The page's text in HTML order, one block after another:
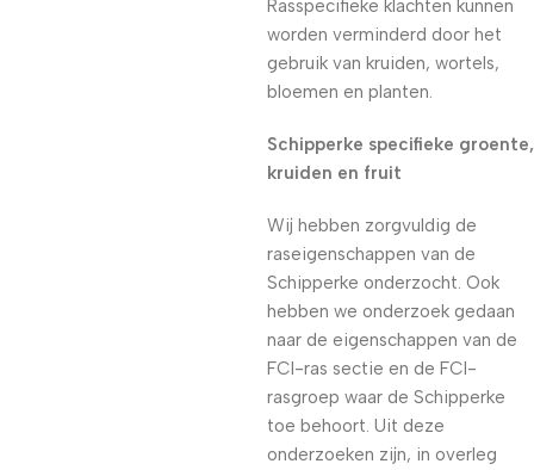
Rasspecifieke klachten kunnen
worden verminderd door het
gebruik van kruiden, wortels,
bloemen en planten.
Schipperke specifieke groente,
kruiden en fruit
Wij hebben zorgvuldig de
raseigenschappen van de
Schipperke onderzocht. Ook
hebben we onderzoek gedaan
naar de eigenschappen van de
FCI-ras sectie en de FCI-
rasgroep waar de Schipperke
toe behoort. Uit deze
onderzoeken zijn, in overleg